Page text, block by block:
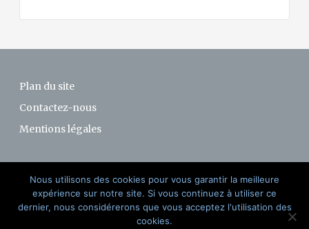
Plan du site
Contactez-nous
Mentions légales
@ 2015-2017 SURMATELAS-CHAUFFANT.FR
Nous utilisons des cookies pour vous garantir la meilleure
expérience sur notre site. Si vous continuez à utiliser ce
dernier, nous considérerons que vous acceptez l'utilisation des
cookies.